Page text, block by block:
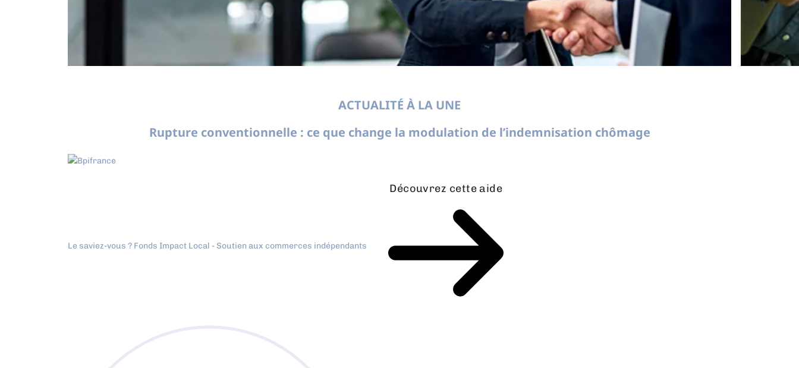
ACTUALITÉ À LA UNE
Rupture conventionnelle : ce que change la modulation de l’indemnisation chômage
Le saviez-vous ? Fonds Impact Local - Soutien aux commerces indépendants
Découvrez cette aide